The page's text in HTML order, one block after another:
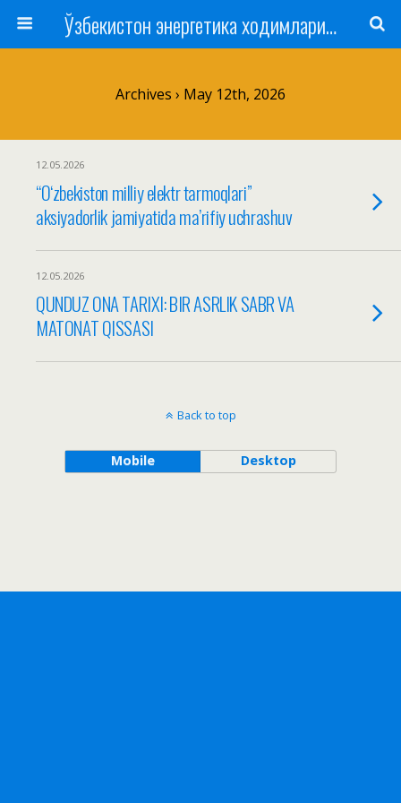
Ўзбекистон энергетика ходимлари касаба уюшмаси
Archives › May 12th, 2026
12.05.2026
“O‘zbekiston milliy elektr tarmoqlari”
aksiyadorlik jamiyatida ma’rifiy uchrashuv
12.05.2026
QUNDUZ ONA TARIXI: BIR ASRLIK SABR VA
MATONAT QISSASI
Back to top
Mobile Desktop